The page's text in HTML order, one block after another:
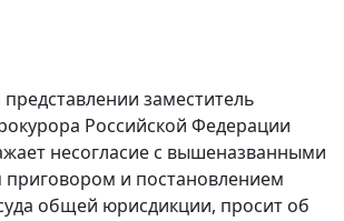
заместитель
Российской Федерации
несогласие с вышеназванными
и постановлением
общей юрисдикции, просит об